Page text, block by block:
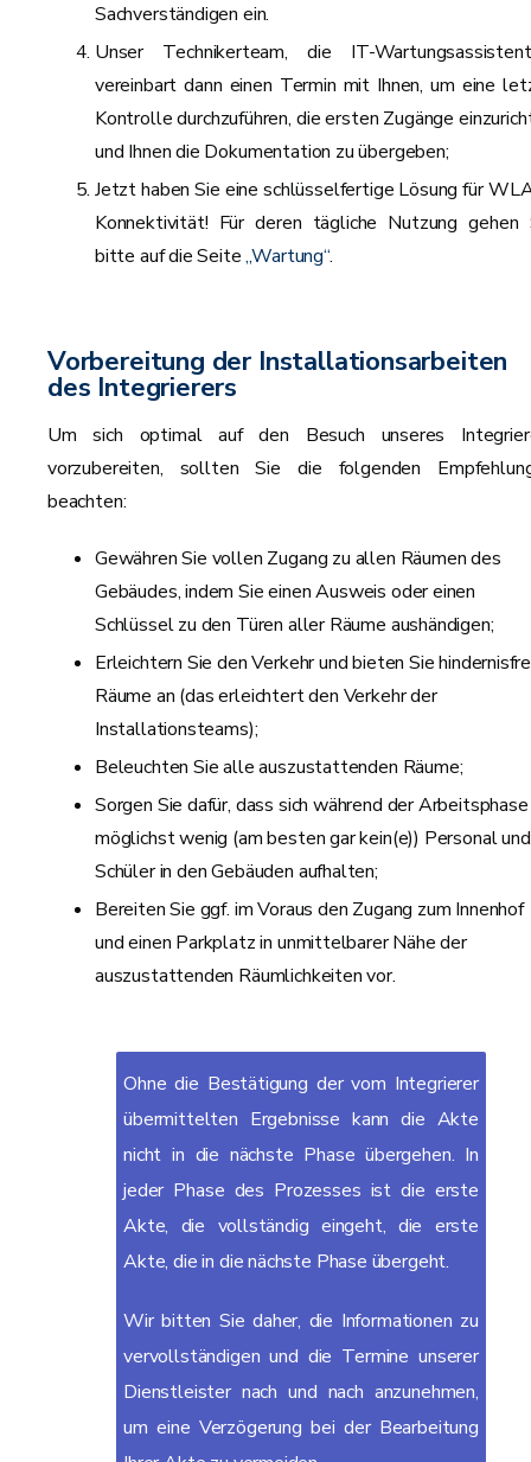
Sachverständigen ein.
Unser Technikerteam, die IT-
vereinbart dann einen Termin mit Ihnen, um eine
Kontrolle durchzuführen, die ersten Zugänge
und Ihnen die Dokumentation zu übergeben;
Jetzt haben Sie eine schlüsselfertige Lösung für
Konnektivität! Für deren tägliche Nutzung gehen
bitte auf die Seite„Wartung“.
Vorbereitung der Installationsarbeiten
des Integrierers
Um sich optimal auf den Besuch unseres
vorzubereiten, sollten Sie die folgenden
beachten:
Gewähren Sie vollen Zugang zu allen Räumen des
Gebäudes, indem Sie einen Ausweis oder einen
Schlüssel zu den Türen aller Räume aushändigen;
Erleichtern Sie den Verkehr und bieten Sie
Räume an (das erleichtert den Verkehr der
Installationsteams);
Beleuchten Sie alle auszustattenden Räume;
Sorgen Sie dafür, dass sich während der Arbeitsphase
möglichst wenig (am besten gar kein(e)) Personal und
Schüler in den Gebäuden aufhalten;
Bereiten Sie ggf. im Voraus den Zugang zum Innenhof
und einen Parkplatz in unmittelbarer Nähe der
auszustattenden Räumlichkeiten vor.
Ohne die Bestätigung der vom Integrierer
übermittelten Ergebnisse kann die Akte
nicht in die nächste Phase übergehen. In
jeder Phase des Prozesses ist die erste
Akte, die vollständig eingeht, die erste
Akte, die in die nächste Phase übergeht.
Wir bitten Sie daher, die Informationen zu
vervollständigen und die Termine unserer
Dienstleister nach und nach anzunehmen,
um eine Verzögerung bei der Bearbeitung